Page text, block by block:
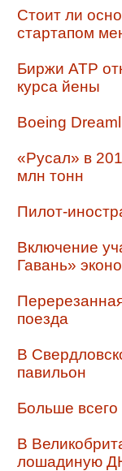
Стоит ли
стартапом
Биржи АТР
курса йены
Boeing
«Русал» в
млн тонн
Пилот-
Включение
Гавань»
поезда
В
павильон
Больше
В
лошадиную